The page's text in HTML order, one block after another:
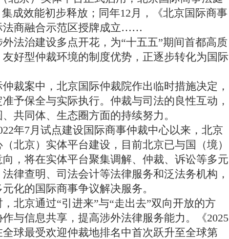
成效能初步释放；同年12月，《北京国际商事
法商融合示范区授牌成立……
治建设多点开花，为“十五五”期间首都高质
好型仲裁环境的制度优势，正逐步转化为国际
案中，北京国际仲裁院作出临时措施决定，
予保全与实际执行。仲裁与司法的良性互动，
共同体、生态圈方面的持续努力。
7月试点建设国际商事仲裁中心以来，北京
北京）实体平台建设，目前北京已与国（境）
，将在实体平台聚集调解、仲裁、诉讼等多元
律查明、司法会计等法律服务和泛法务机构，
化的国际商事争议解决服务。
京通过“引进来”与“走出去”双向开放的方
与信息共享，提高涉外法律服务能力。《2025
球最受欢迎仲裁地排名中首次跃升至全球第